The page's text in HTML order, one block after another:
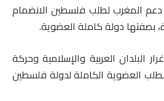
دعم المغرب لطلب فلسطين الانضمام
بصفتها دولة كاملة العضوية.
البلدان العربية والإسلامية وحركة
العضوية الكاملة لدولة فلسطين